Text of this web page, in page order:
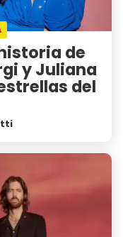
de
y Juliana
del